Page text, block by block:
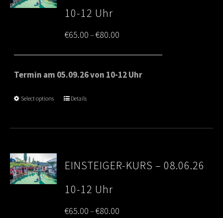
10-12 Uhr
€65.00–€80.00
range:
€65.00
Termin am 05.09.26 von 10-12 Uhr
Select options Details
EINSTEIGER-KURS – 08.06.26
10-12 Uhr
€65.00–€80.00